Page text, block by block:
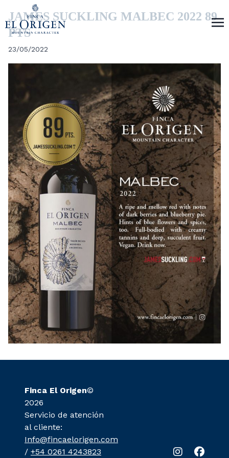
JAMES SUCKLING MALBEC 2022 89
PTS
23/05/2022
Finca El Origen©
2026
Servicio de atención
al cliente:
Info@fincaelorigen.com
/ +54 0261 4243823